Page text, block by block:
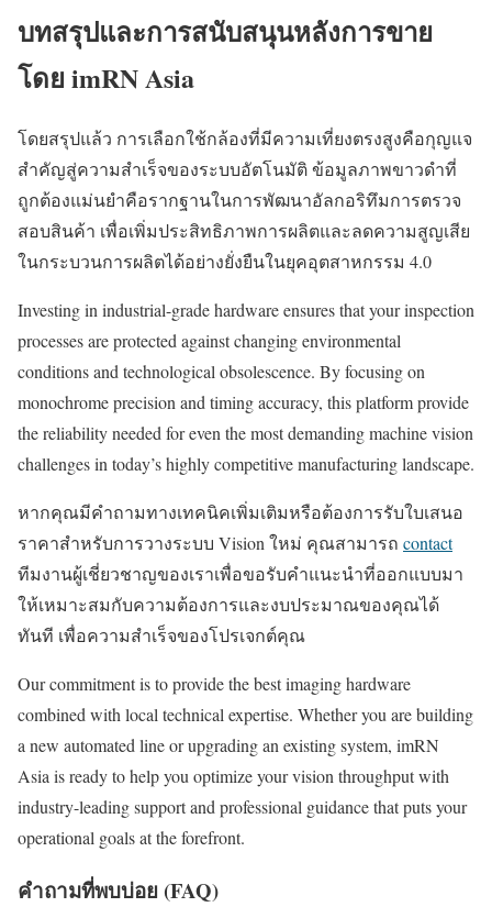
บทสรุปและการสนับสนุนหลังการขาย
โดย imRN Asia
โดยสรุปแล้ว การเลือกใช้กล้องที่มีความเที่ยงตรงสูงคือกุญแจ
สำคัญสู่ความสำเร็จของระบบอัตโนมัติ ข้อมูลภาพขาวดำที่
ถูกต้องแม่นยำคือรากฐานในการพัฒนาอัลกอริทึมการตรวจ
สอบสินค้า เพื่อเพิ่มประสิทธิภาพการผลิตและลดความสูญเสีย
ในกระบวนการผลิตได้อย่างยั่งยืนในยุคอุตสาหกรรม 4.0
Investing in industrial-grade hardware ensures that your inspection
processes are protected against changing environmental
conditions and technological obsolescence. By focusing on
monochrome precision and timing accuracy, this platform provide
the reliability needed for even the most demanding machine vision
challenges in today’s highly competitive manufacturing landscape.
หากคุณมีคำถามทางเทคนิคเพิ่มเติมหรือต้องการรับใบเสนอ
ราคาสำหรับการวางระบบ Vision ใหม่ คุณสามารถ contact
ทีมงานผู้เชี่ยวชาญของเราเพื่อขอรับคำแนะนำที่ออกแบบมา
ให้เหมาะสมกับความต้องการและงบประมาณของคุณได้
ทันที เพื่อความสำเร็จของโปรเจกต์คุณ
Our commitment is to provide the best imaging hardware
combined with local technical expertise. Whether you are building
a new automated line or upgrading an existing system, imRN
Asia is ready to help you optimize your vision throughput with
industry-leading support and professional guidance that puts your
operational goals at the forefront.
คำถามที่พบบ่อย (FAQ)